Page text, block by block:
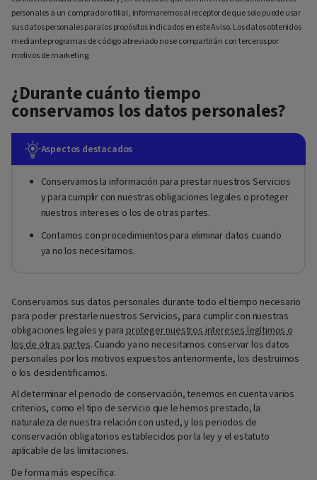
personales a un comprador o filial, informaremos al receptor de que solo puede usar
sus datos personales para los propósitos indicados en este Aviso. Los datos obtenidos
mediante programas de código abreviado no se compartirán con terceros por
motivos de marketing.
¿Durante cuánto tiempo
conservamos los datos personales?
Aspectos destacados
Conservamos la información para prestar nuestros Servicios
y para cumplir con nuestras obligaciones legales o proteger
nuestros intereses o los de otras partes.
Contamos con procedimientos para eliminar datos cuando
ya no los necesitamos.
Conservamos sus datos personales durante todo el tiempo necesario
para poder prestarle nuestros Servicios, para cumplir con nuestras
obligaciones legales y para proteger nuestros intereses legítimos o
los de otras partes. Cuando ya no necesitamos conservar los datos
personales por los motivos expuestos anteriormente, los destruimos
o los desidentificamos.
Al determinar el periodo de conservación, tenemos en cuenta varios
criterios, como el tipo de servicio que le hemos prestado, la
naturaleza de nuestra relación con usted, y los periodos de
conservación obligatorios establecidos por la ley y el estatuto
aplicable de las limitaciones.
De forma más específica: